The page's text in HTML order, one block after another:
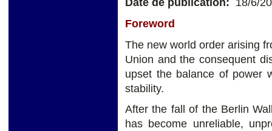
Date de publication: 18/6/
Foreword
The new world order arising
Union and the consequent
upset the balance of power
stability.
After the fall of the Berlin
has become unreliable,